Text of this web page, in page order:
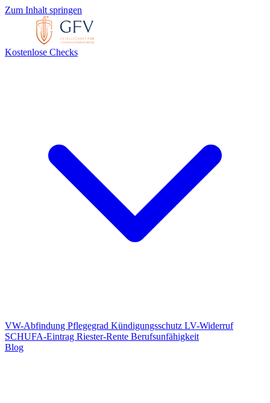
Zum Inhalt springen
Kostenlose Checks
VW-Abfindung Pflegegrad Kündigungsschutz LV-Widerruf
SCHUFA-Eintrag Riester-Rente Berufsunfähigkeit
Blog